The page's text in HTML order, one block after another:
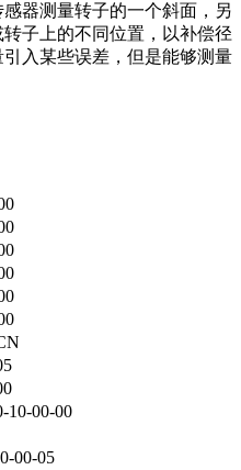
器测量转子的一个斜面，另
子上的不同位置，以补偿径
入某些误差，但是能够测量
10-00-00
00-05